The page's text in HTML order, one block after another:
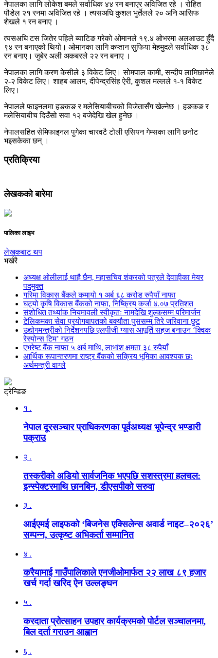
नेपालका लागि लोकेश बमले सर्वाधिक ४४ रन बनाएर अविजित रहे । रोहित
पौडेल २१ रनमा अविजित रहे । त्यसअघि कुशल भुर्तेलले २० अनि आसिफ
शेखले १ रन बनाए ।
त्यसअघि टस जितेर पहिले ब्याटिङ गरेको ओमानले १९.४ ओभरमा अलआउट हुँदै
९४ रन बनाएको थियो। ओमानका लागि कप्तान सुफिया मेहमुदले सर्वाधिक ३८
रन बनाए। जुबेर अली अकबरले २२ रन बनाए ।
नेपालका लागि करण केसीले ३ विकेट लिए। सोमपाल कामी, सन्दीप लामिछानेले
२-२ विकेट लिए। शाहब आलम, दीपेन्द्रसिंह ऐरी, कुशल मल्लले १-१ विकेट
लिए।
नेपालले फाइनलमा हङकङ र मलेसियाबीचको विजेतासँग खेल्नेछ । हङकङ र
मलेसियाबीच दिउँसो सवा १२ बजेदेखि खेल हुनेछ ।
नेपालसहित सेमिफाइनल पुगेका चारवटै टोली एसियन गेम्सका लागि छनोट
भइसकेका छन् ।
प्रतिक्रिया
लेखकको बारेमा
पालिका लाइभ
लेखकबाट थप
भर्खरै
अध्यक्ष ओलीलाई थाहै छैन, महासचिव शंकरको पत्रले देवाहीका मेयर
पदमुक्त
गरिमा विकास बैंकले कमायो १ अर्ब ६८ करोड रुपैयाँ नाफा
घट्यो कृषि विकास बैंकको नाफा, निष्क्रिय कर्जा ४.०७ प्रतिशत
संशोधित तथ्यांक नियमावली स्वीकृतः नामदेखि शुल्कसम्म परिमार्जन
टेलिकमका सेवा प्रयोगबापतको बक्यौता पुससम्म तिरे जरिवाना छुट
उद्योगमन्त्रीको निर्देशनपछि एलपीजी ग्यास आपूर्ति सहज बनाउन ‘क्विक
रेस्पोन्स टिम’ गठन
एभरेष्ट बैंक नाफा ५ अर्ब माथि, लाभांश क्षमता ३८ रुपैयाँ
आर्थिक रूपान्तरणमा राष्ट्र बैंकको सक्रिय भूमिका आवश्यक छः
अर्थमन्त्री वाग्ले
ट्रेन्डिङ
१ .
नेपाल दूरसञ्चार प्राधिकरणका पूर्वअध्यक्ष भूपेन्द्र भण्डारी
पक्राउ
२ .
तस्करीको अडियो सार्वजनिक भएपछि सशस्त्रमा हलचल:
इन्स्पेक्टरमाथि छानबिन, डीएसपीको सरुवा
३ .
आईएमई लाइफको ‘बिजनेस एक्सिलेन्स अवार्ड नाइट–२०२६’
सम्पन्न, उत्कृष्ट अभिकर्ता सम्मानित
४ .
करैयामाई गाउँपालिकाले एनजीओमार्फत २२ लाख ८९ हजार
खर्च गर्दा खरिद ऐन उल्लङ्घन
५ .
करदाता प्रोत्साहन उपहार कार्यक्रमको पोर्टल सञ्चालनमा,
बिल दर्ता गराउन आह्वान
६ .